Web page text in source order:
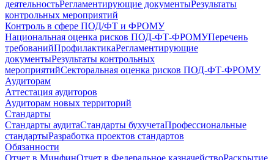
деятельностьРегламентирующие документыРезультаты
контрольных мероприятий
Контроль в сфере ПОД/ФТ и ФРОМУ
Национальная оценка рисков ПОД-ФТ-ФРОМУПеречень
требованийПрофилактикаРегламентирующие
документыРезультаты контрольных
мероприятийСекторальная оценка рисков ПОД-ФТ-ФРОМУ
Аудиторам
Аттестация аудиторов
Аудиторам новых территорий
Стандарты
Стандарты аудитаСтандарты бухучетаПрофессиональные
стандартыРазработка проектов стандартов
Обязанности